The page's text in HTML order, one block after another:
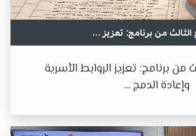
الثالث من برنامج: تعزيز ...
من برنامج: تعزيز الروابط الأسرية
وإعادة الدمج ...